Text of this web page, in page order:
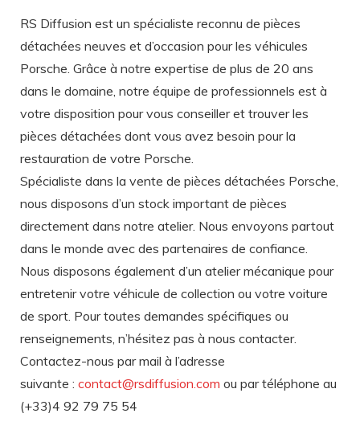
RS Diffusion est un spécialiste reconnu de pièces
détachées neuves et d’occasion pour les véhicules
Porsche. Grâce à notre expertise de plus de 20 ans
dans le domaine, notre équipe de professionnels est à
votre disposition pour vous conseiller et trouver les
pièces détachées dont vous avez besoin pour la
restauration de votre Porsche.
Spécialiste dans la vente de pièces détachées Porsche,
nous disposons d’un stock important de pièces
directement dans notre atelier. Nous envoyons partout
dans le monde avec des partenaires de confiance.
Nous disposons également d’un atelier mécanique pour
entretenir votre véhicule de collection ou votre voiture
de sport. Pour toutes demandes spécifiques ou
renseignements, n’hésitez pas à nous contacter.
Contactez-nous par mail à l’adresse
suivante : contact@rsdiffusion.com ou par téléphone au
(+33)4 92 79 75 54